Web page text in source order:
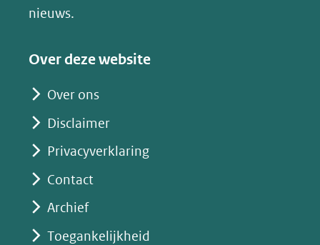
nieuws.
Over deze website
Over ons
Disclaimer
Privacyverklaring
Contact
Archief
Toegankelijkheid